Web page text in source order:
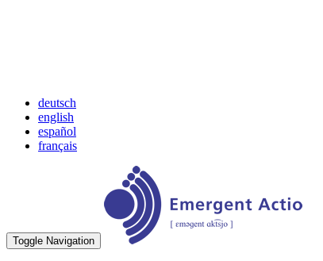
deutsch
english
español
français
Toggle Navigation